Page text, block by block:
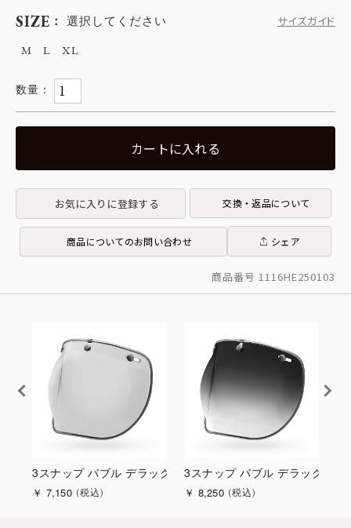
SIZE 選択してください
サイズガイド
M
L XL
カートに入れる
お気に入りに登録する 交換・返品について
商品についてのお問い合わせ シェア
商品番号 1116HE250103
クスモーク
3スナップ バブル デラックス シールド クリア
￥ 7,150 税込
3スナップ バブル デラックス
￥ 8,250 税込